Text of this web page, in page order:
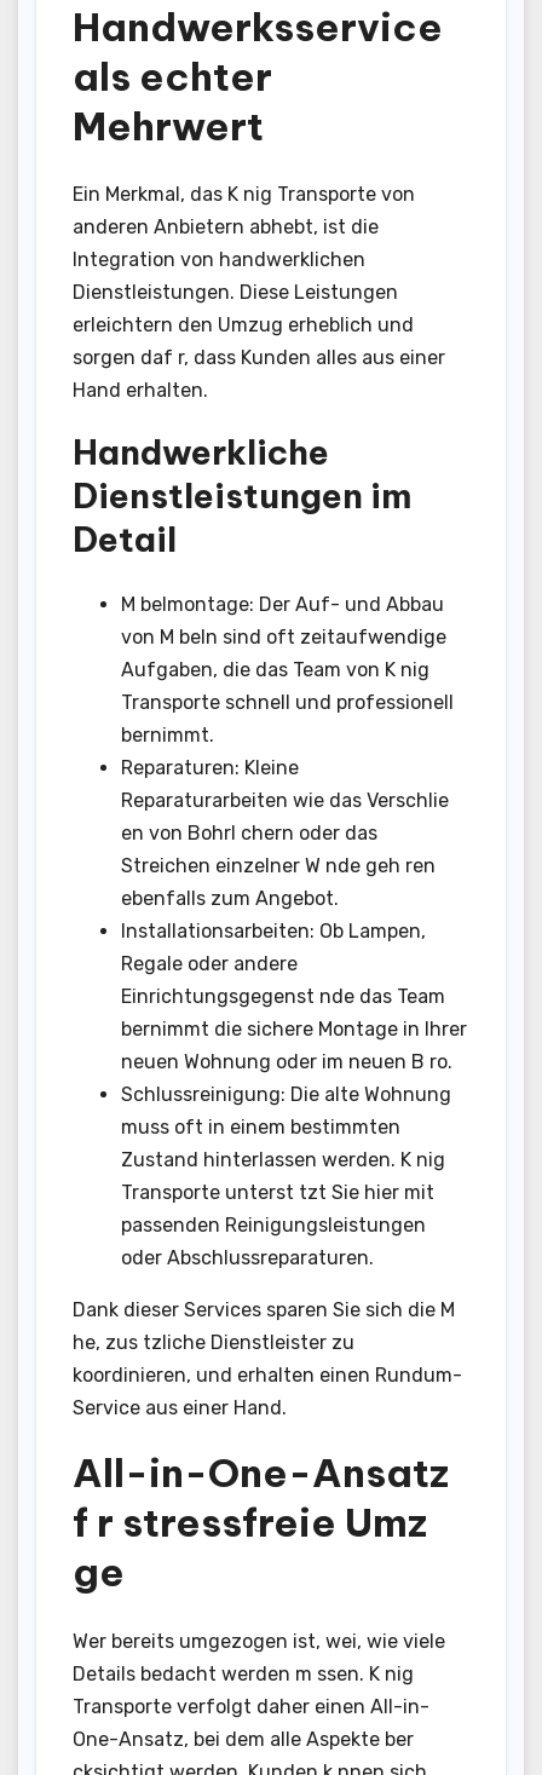
Handwerksservice
als echter
Mehrwert
Ein Merkmal, das K nig Transporte von
anderen Anbietern abhebt, ist die
Integration von handwerklichen
Dienstleistungen. Diese Leistungen
erleichtern den Umzug erheblich und
sorgen daf r, dass Kunden alles aus einer
Hand erhalten.
Handwerkliche
Dienstleistungen im
Detail
M belmontage: Der Auf- und Abbau
von M beln sind oft zeitaufwendige
Aufgaben, die das Team von K nig
Transporte schnell und professionell
bernimmt.
Reparaturen: Kleine
Reparaturarbeiten wie das Verschlie
en von Bohrl chern oder das
Streichen einzelner W nde geh ren
ebenfalls zum Angebot.
Installationsarbeiten: Ob Lampen,
Regale oder andere
Einrichtungsgegenst nde das Team
bernimmt die sichere Montage in Ihrer
neuen Wohnung oder im neuen B ro.
Schlussreinigung: Die alte Wohnung
muss oft in einem bestimmten
Zustand hinterlassen werden. K nig
Transporte unterst tzt Sie hier mit
passenden Reinigungsleistungen
oder Abschlussreparaturen.
Dank dieser Services sparen Sie sich die M
he, zus tzliche Dienstleister zu
koordinieren, und erhalten einen Rundum-
Service aus einer Hand.
All-in-One-Ansatz
f r stressfreie Umz
ge
Wer bereits umgezogen ist, wei, wie viele
Details bedacht werden m ssen. K nig
Transporte verfolgt daher einen All-in-
One-Ansatz, bei dem alle Aspekte ber